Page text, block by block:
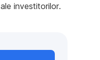
investitorilor.